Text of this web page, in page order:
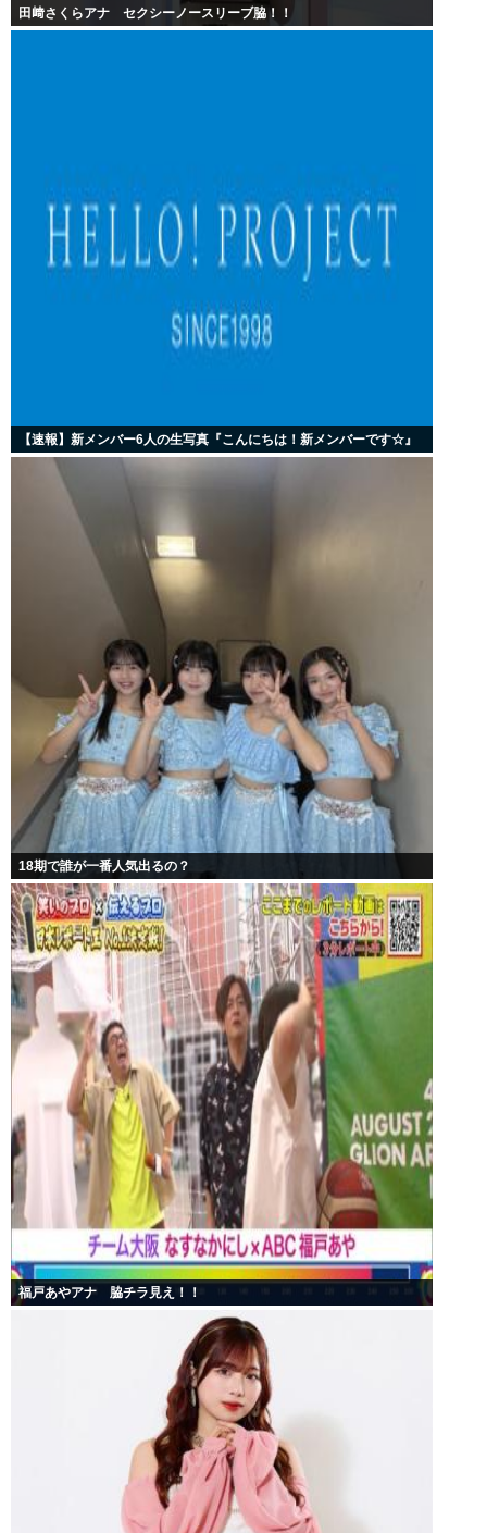
田﨑さくらアナ セクシーノースリーブ脇！！
【速報】新メンバー6人の生写真『こんにちは！新メンバーです☆』
18期で誰が一番人気出るの？
福戸あやアナ 脇チラ見え！！